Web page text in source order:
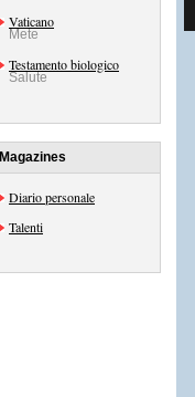
Vaticano
Mete
Testamento biologico
Salute
Magazines
Diario personale
Talenti